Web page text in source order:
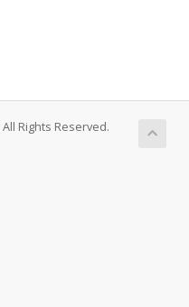
Rights Reserved.